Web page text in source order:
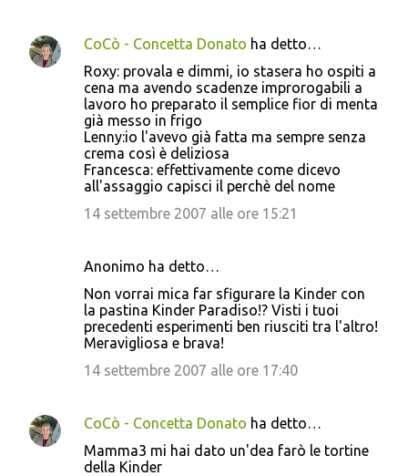
CoCò - Concetta Donato ha detto…
Roxy: provala e dimmi, io stasera ho ospiti a
cena ma avendo scadenze improrogabili a
lavoro ho preparato il semplice fior di menta
già messo in frigo
Lenny:io l'avevo già fatta ma sempre senza
crema così è deliziosa
Francesca: effettivamente come dicevo
all'assaggio capisci il perchè del nome
14 settembre 2007 alle ore 15:21
Anonimo ha detto…
Non vorrai mica far sfigurare la Kinder con
la pastina Kinder Paradiso!? Visti i tuoi
precedenti esperimenti ben riusciti tra l'altro!
Meravigliosa e brava!
14 settembre 2007 alle ore 17:40
CoCò - Concetta Donato ha detto…
Mamma3 mi hai dato un'dea farò le tortine
della Kinder